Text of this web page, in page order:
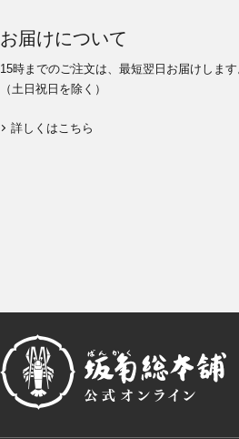
お届けについて
15時までのご注文は、最短翌日お届けします
（土日祝日を除く）
詳しくはこちら